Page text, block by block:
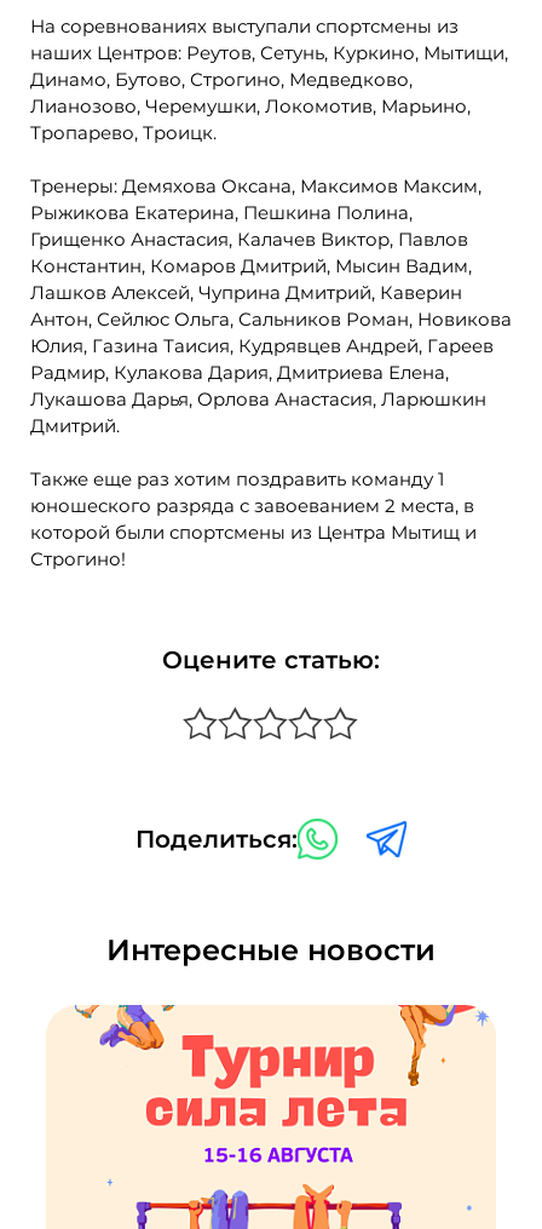
На соревнованиях выступали спортсмены из
наших Центров: Реутов, Сетунь, Куркино, Мытищи,
Динамо, Бутово, Строгино, Медведково,
Лианозово, Черемушки, Локомотив, Марьино,
Тропарево, Троицк.
Тренеры: Демяхова Оксана, Максимов Максим,
Рыжикова Екатерина, Пешкина Полина,
Грищенко Анастасия, Калачев Виктор, Павлов
Константин, Комаров Дмитрий, Мысин Вадим,
Лашков Алексей, Чуприна Дмитрий, Каверин
Антон, Сейлюс Ольга, Сальников Роман, Новикова
Юлия, Газина Таисия, Кудрявцев Андрей, Гареев
Радмир, Кулакова Дария, Дмитриева Елена,
Лукашова Дарья, Орлова Анастасия, Ларюшкин
Дмитрий.
Также еще раз хотим поздравить команду 1
юношеского разряда с завоеванием 2 места, в
которой были спортсмены из Центра Мытищ и
Строгино!
Оцените статью:
Поделиться:
Интересные новости